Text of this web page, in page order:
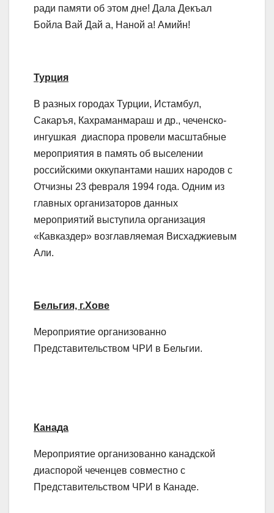
ради памяти об этом дне! Дала Декъал
Бойла Вай Дай а, Наной а! Амийн!
Турция
В разных городах Турции, Истамбул,
Сакаръя, Кахраманмараш и др., чеченско-
ингушкая диаспора провели масштабные
мероприятия в память об выселении
российскими оккупантами наших народов с
Отчизны 23 февраля 1994 года. Одним из
главных организаторов данных
мероприятий выступила организация
«Кавказдер» возглавляемая Висхаджиевым
Али.
Бельгия, г.Хове
Мероприятие организованно
Представительством ЧРИ в Бельгии.
Канада
Мероприятие организованно канадской
диаспорой чеченцев совместно с
Представительством ЧРИ в Канаде.